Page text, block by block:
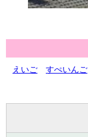
えいご すぺいんご